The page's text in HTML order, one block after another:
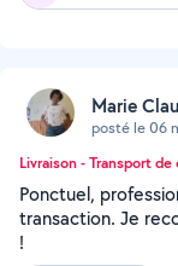
Marie
posté le 06
Livraison - Transport de
Ponctuel,
transaction. Je
!